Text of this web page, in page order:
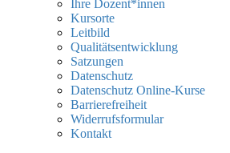
Ihre Dozent*innen
Kursorte
Leitbild
Qualitätsentwicklung
Satzungen
Datenschutz
Datenschutz Online-Kurse
Barrierefreiheit
Widerrufsformular
Kontakt